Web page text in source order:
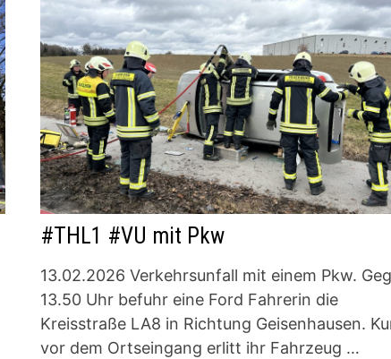
#THL1 #VU mit Pkw
13.02.2026 Verkehrsunfall mit einem Pkw.
13.50 Uhr befuhr eine Ford Fahrerin die
Kreisstraße LA8 in Richtung Geisenhausen.
vor dem Ortseingang erlitt ihr Fahrzeug …